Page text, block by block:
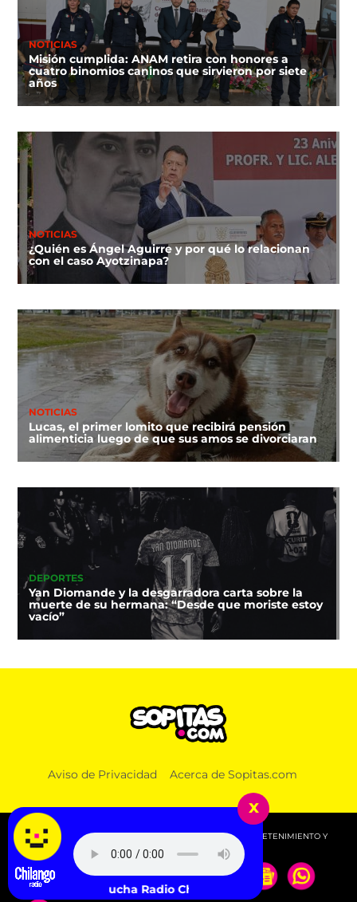
NOTICIAS
Misión cumplida: ANAM retira con honores a
cuatro binomios caninos que sirvieron por siete
años
NOTICIAS
¿Quién es Ángel Aguirre y por qué lo relacionan
con el caso Ayotzinapa?
NOTICIAS
Lucas, el primer lomito que recibirá pensión
alimenticia luego de que sus amos se divorciaran
DEPORTES
Yan Diomande y la desgarradora carta sobre la
muerte de su hermana: “Desde que moriste estoy
vacío”
Aviso de Privacidad Acerca de Sopitas.com
© 2026 SOPITAS.COM - MÚSICA, NOTICIAS, DEPORTES, ENTRETENIMIENTO Y
MÁS!.
x
Escucha Radio Chilango -